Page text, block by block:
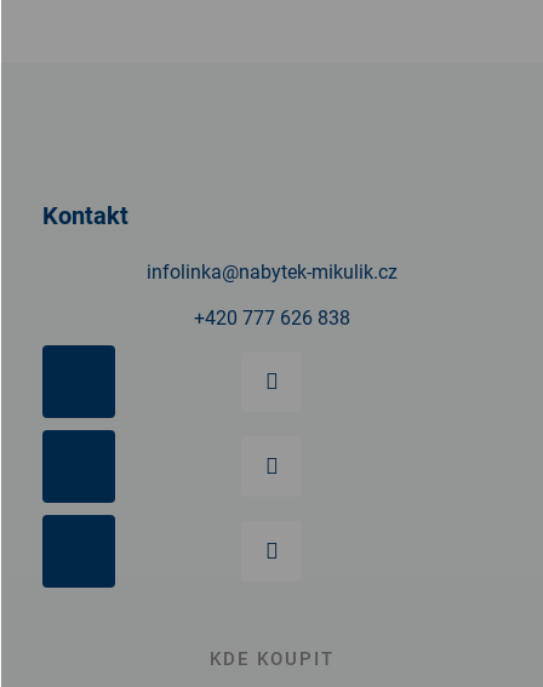
Kontakt
infolinka@nabytek-mikulik.cz
+420 777 626 838
KDE KOUPIT